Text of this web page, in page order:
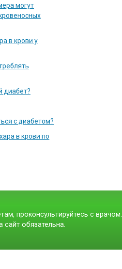
могут
в крови у
диабет?
с диабетом?
в крови по
проконсультируйтесь с врачом.
сайт обязательна.